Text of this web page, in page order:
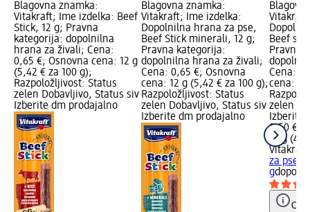
Blagovna znamka:
Vitakraft; Ime izdelka: Beef
Stick, 12 g; Pravna
kategorija: dopolnilna
hrana za živali; Cena:
0,65 €; Osnovna cena: 12 g
(5,42 € za 100 g);
Razpoložljivost: Status
zelen Dobavljivo, Status siv
Izberite dm prodajalno
Blagovna znamka:
Vitakraft; Ime izdelka:
Dopolnilna hrana za pse,
Beef Stick minerali, 12 g;
Pravna kategorija:
dopolnilna hrana za živali;
Cena: 0,65 €; Osnovna
cena: 12 g (5,42 € za 100 g);
Razpoložljivost: Status
zelen Dobavljivo, Status siv
Izberite dm prodajalno
Beef
Pravna
Cena:
cena: 12
zelen
Izberite
0,50 €
12 g
Vitakraft
za pse
g